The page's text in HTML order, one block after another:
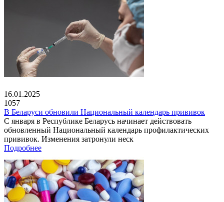
16.01.2025
1057
В Беларуси обновили Национальный календарь прививок
С января в Республике Беларусь начинает действовать
обновленный Национальный календарь профилактических
прививок. Изменения затронули неск
Подробнее